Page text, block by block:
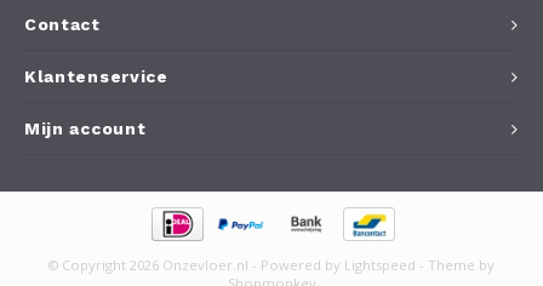
Contact
Klantenservice
Mijn account
© Copyright 2026 Onzevloer.nl - Powered by Lightspeed - Theme by